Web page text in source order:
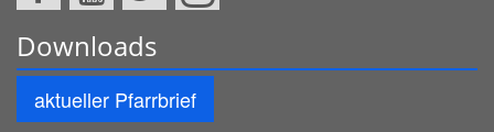
Downloads
aktueller Pfarrbrief